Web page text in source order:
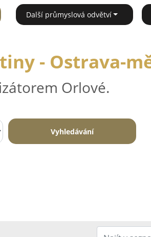
Další průmyslová odvětví
- Ostrava-
Orlové.
Vyhledávání